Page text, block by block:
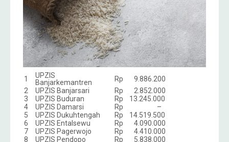
1
UPZIS
Banjarkemantren
Rp 9.886.200
2
UPZIS Banjarsari
Rp 2.852.000
3
UPZIS Buduran
Rp 13.245.000
4
UPZIS Damarsi
Rp –
5
UPZIS Dukuhtengah
Rp 14.519.500
6
UPZIS Entalsewu
Rp 4.090.000
7
UPZIS Pagerwojo
Rp 4.410.000
8
UPZIS Pendopo Rp 5.838.000